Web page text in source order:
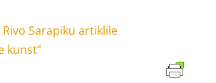
Rivo Sarapiku artiklile
kunst”